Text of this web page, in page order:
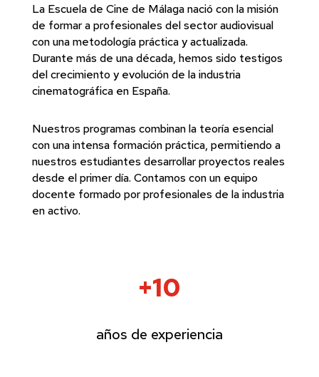
La Escuela de Cine de Málaga nació con la misión
de formar a profesionales del sector audiovisual
con una metodología práctica y actualizada.
Durante más de una década, hemos sido testigos
del crecimiento y evolución de la industria
cinematográfica en España.
Nuestros programas combinan la teoría esencial
con una intensa formación práctica, permitiendo a
nuestros estudiantes desarrollar proyectos reales
desde el primer día. Contamos con un equipo
docente formado por profesionales de la industria
en activo.
+10
años de experiencia